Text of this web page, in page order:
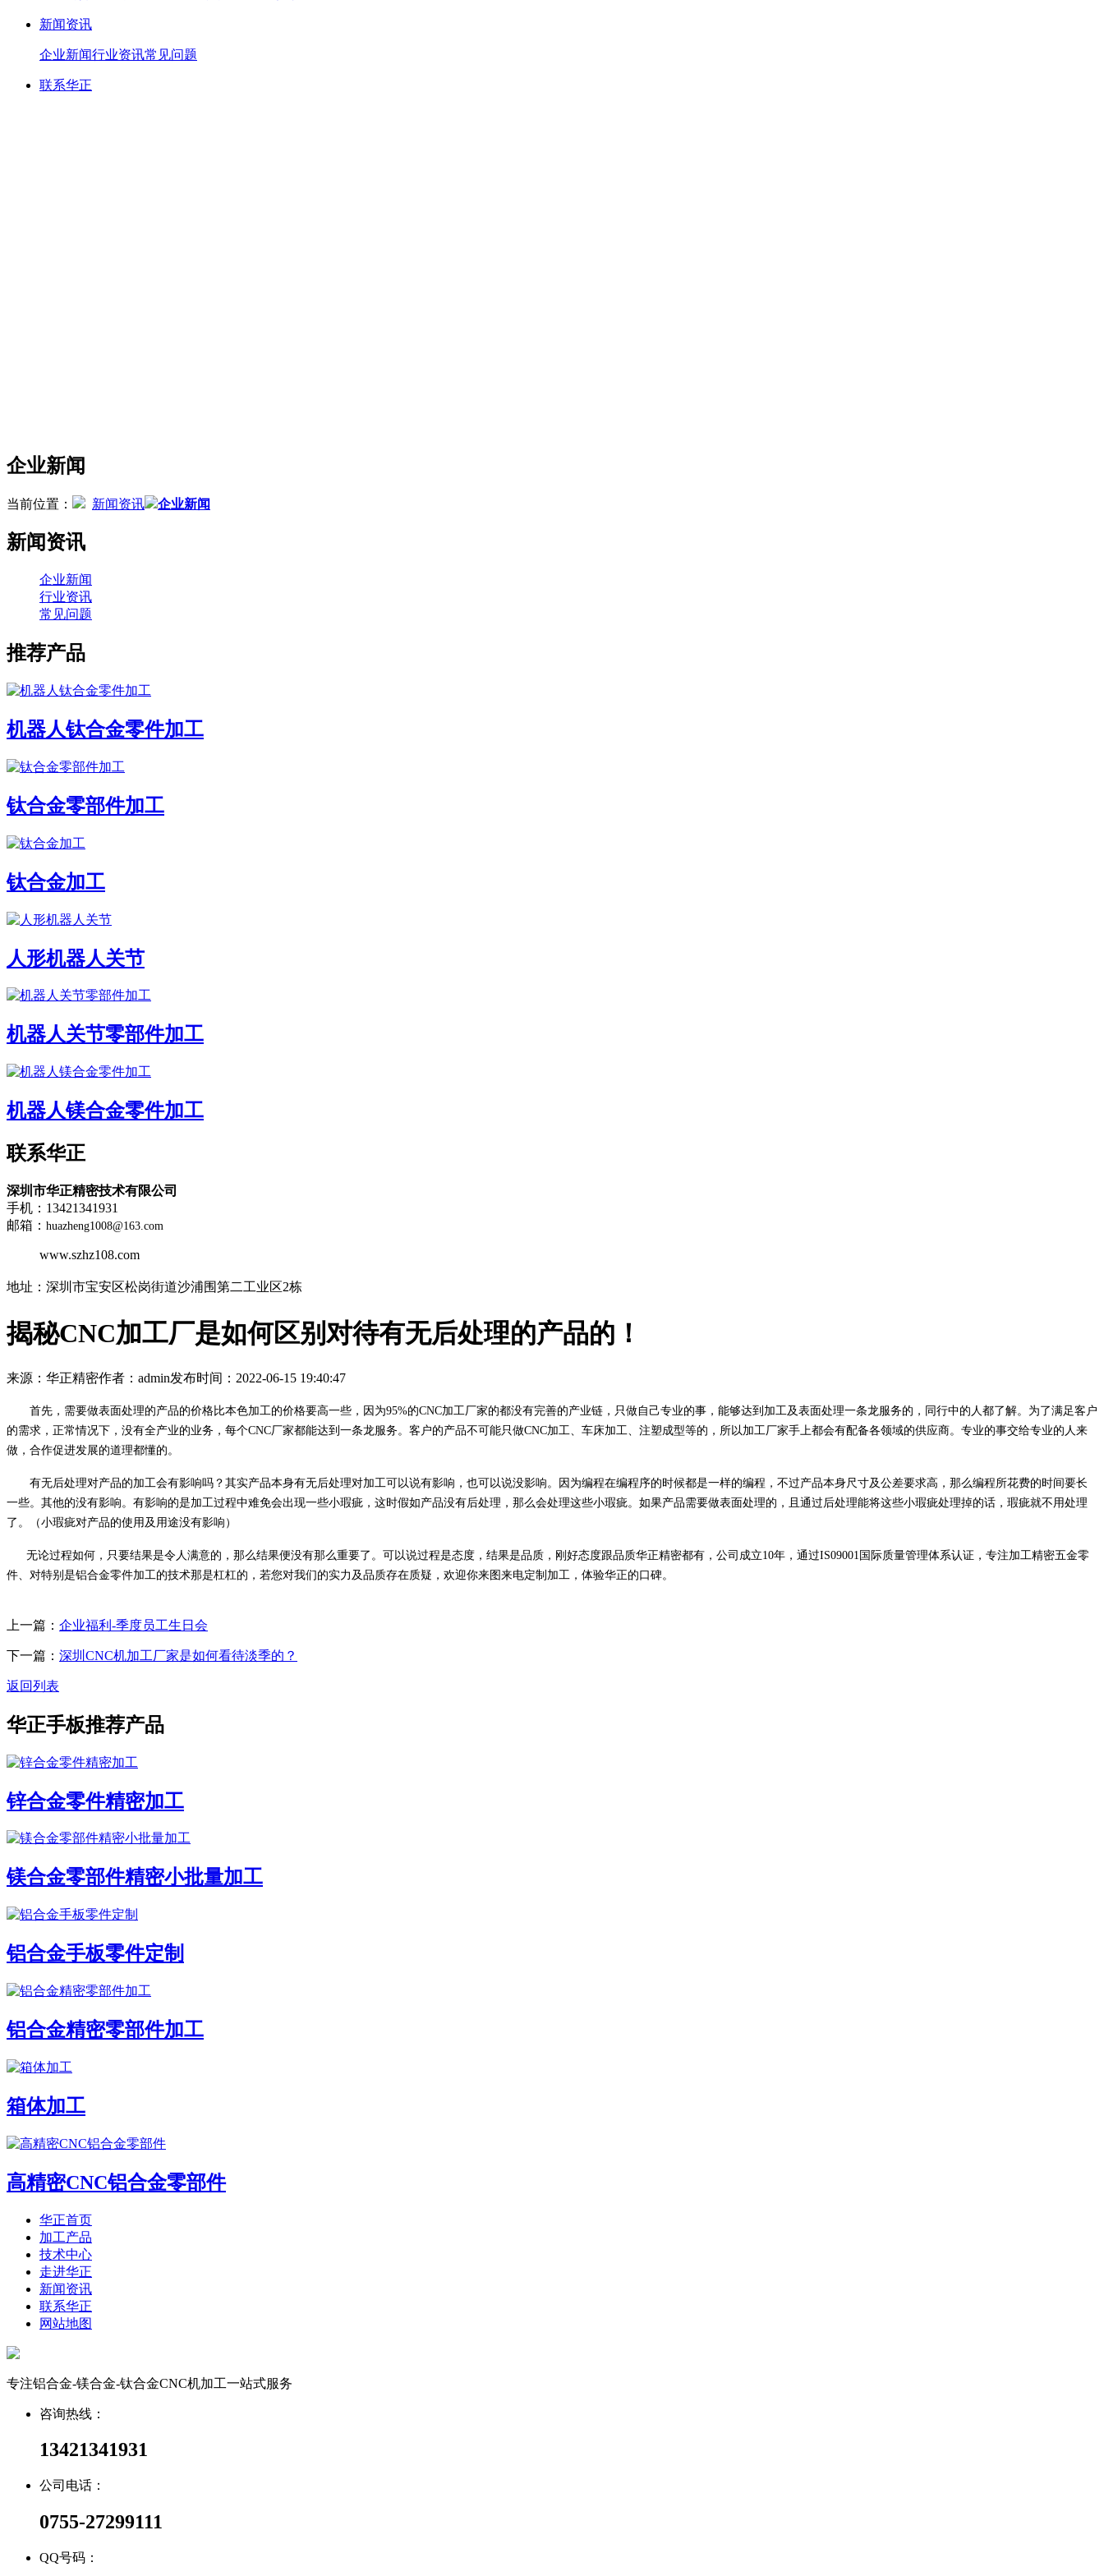
新闻资讯
企业新闻行业资讯常见问题
联系华正
企业新闻
当前位置： 新闻资讯 企业新闻
新闻资讯
企业新闻
行业资讯
常见问题
推荐产品
机器人钛合金零件加工
钛合金零部件加工
钛合金加工
人形机器人关节
机器人关节零部件加工
机器人镁合金零件加工
联系华正
深圳市华正精密技术有限公司
手机：13421341931
邮箱： huazheng1008@163.com
www.szhz108.com
地址： 深圳市宝安区松岗街道沙浦围第二工业区2栋
揭秘CNC加工厂是如何区别对待有无后处理的产品的！
来源：华正精密作者：admin发布时间：2022-06-15 19:40:47
首先，需要做表面处理的产品的价格比本色加工的价格要高一些，因为95%的CNC加工厂家的都没有完善的产业链，只做自己专业的事，能够达到加工及表面处理一条龙服务的，同行中的人都了解。为了满足客户
的需求，正常情况下，没有全产业的业务，每个CNC厂家都能达到一条龙服务。客户的产品不可能只做CNC加工、车床加工、注塑成型等的，所以加工厂家手上都会有配备各领域的供应商。专业的事交给专业的人来
做，合作促进发展的道理都懂的。
有无后处理对产品的加工会有影响吗？其实产品本身有无后处理对加工可以说有影响，也可以说没影响。因为编程在编程序的时候都是一样的编程，不过产品本身尺寸及公差要求高，那么编程所花费的时间要长
一些。其他的没有影响。有影响的是加工过程中难免会出现一些小瑕疵，这时假如产品没有后处理，那么会处理这些小瑕疵。如果产品需要做表面处理的，且通过后处理能将这些小瑕疵处理掉的话，瑕疵就不用处理
了。（小瑕疵对产品的使用及用途没有影响）
无论过程如何，只要结果是令人满意的，那么结果便没有那么重要了。可以说过程是态度，结果是品质，刚好态度跟品质华正精密都有，公司成立10年，通过IS09001国际质量管理体系认证，专注加工精密五金零
件、对特别是铝合金零件加工的技术那是杠杠的，若您对我们的实力及品质存在质疑，欢迎你来图来电定制加工，体验华正的口碑。
上一篇： 企业福利-季度员工生日会
下一篇： 深圳CNC机加工厂家是如何看待淡季的？
返回列表
华正手板推荐产品
锌合金零件精密加工
镁合金零部件精密小批量加工
铝合金手板零件定制
铝合金精密零部件加工
箱体加工
高精密CNC铝合金零部件
华正首页
加工产品
技术中心
走进华正
新闻资讯
联系华正
网站地图
专注铝合金-镁合金-钛合金CNC机加工一站式服务
咨询热线：
13421341931
公司电话：
0755-27299111
QQ号码：